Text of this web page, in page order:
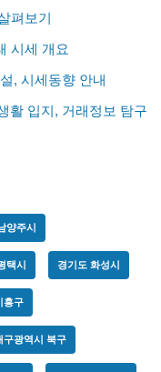
펴보기
시세 개요
, 시세동향 안내
활 입지, 거래정보 탐구
양주시
택시 경기도 화성시
흥구
구광역시 북구